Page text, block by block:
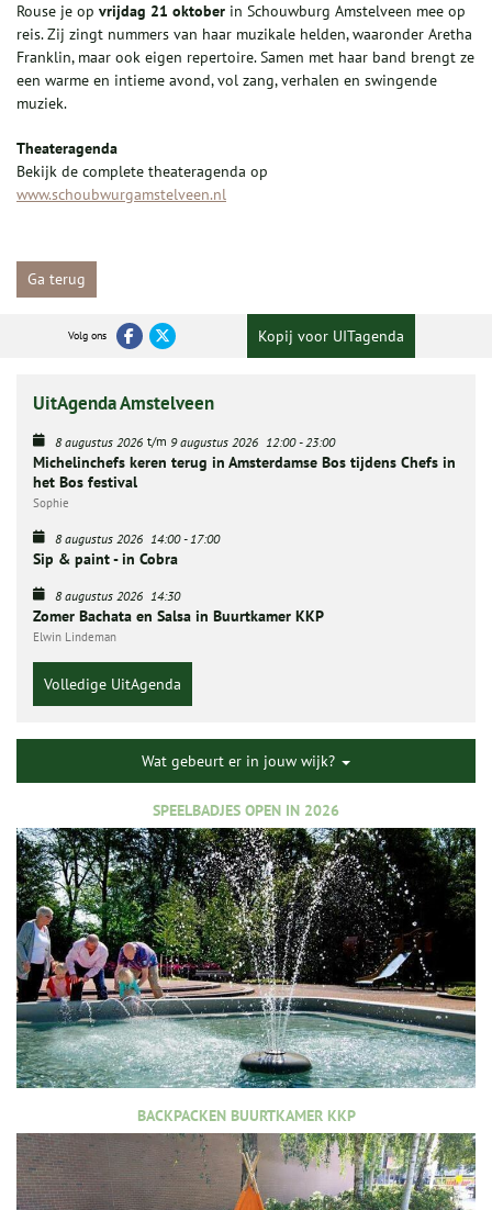
Rouse je op vrijdag 21 oktober in Schouwburg Amstelveen mee op
reis. Zij zingt nummers van haar muzikale helden, waaronder Aretha
Franklin, maar ook eigen repertoire. Samen met haar band brengt ze
een warme en intieme avond, vol zang, verhalen en swingende
muziek.
Theateragenda
Bekijk de complete theateragenda op
www.schoubwurgamstelveen.nl
Ga terug
Volg ons Kopij voor UITagenda
UitAgenda Amstelveen
8 augustus 2026 t/m 9 augustus 2026 12:00-23:00
Michelinchefs keren terug in Amsterdamse Bos tijdens Chefs in
het Bos festival
Sophie
8 augustus 2026 14:00-17:00
Sip & paint - in Cobra
8 augustus 2026 14:30
Zomer Bachata en Salsa in Buurtkamer KKP
Elwin Lindeman
Volledige UitAgenda
Wat gebeurt er in jouw wijk?
SPEELBADJES OPEN IN 2026
BACKPACKEN BUURTKAMER KKP